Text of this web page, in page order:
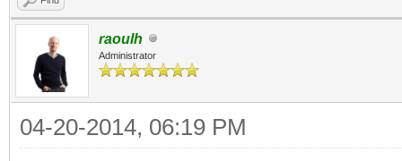
raoulh
Administrator
04-20-2014, 06:19 PM